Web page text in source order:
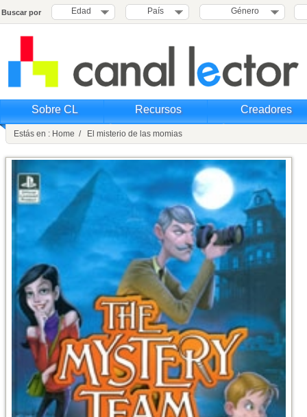
Buscar por Edad País Género
Sobre CL Recursos Creadores
Estás en : Home / El misterio de las momias